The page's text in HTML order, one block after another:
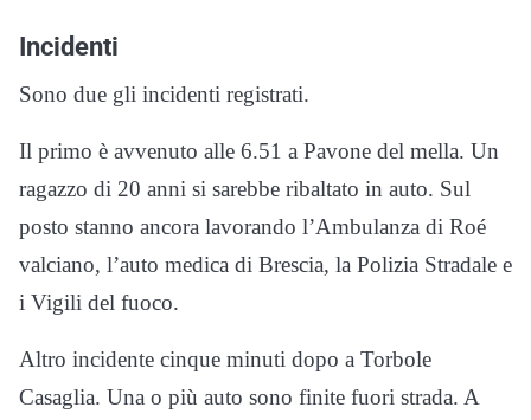
Incidenti
Sono due gli incidenti registrati.
Il primo è avvenuto alle 6.51 a Pavone del mella. Un
ragazzo di 20 anni si sarebbe ribaltato in auto. Sul
posto stanno ancora lavorando l’Ambulanza di Roé
valciano, l’auto medica di Brescia, la Polizia Stradale e
i Vigili del fuoco.
Altro incidente cinque minuti dopo a Torbole
Casaglia. Una o più auto sono finite fuori strada. A